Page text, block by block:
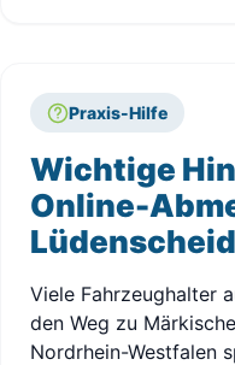
Praxis-Hilfe
Wichtige
Online-
Lüdenscheid
Viele Fahrzeughalter
den Weg zu
Nordrhein-Westfalen